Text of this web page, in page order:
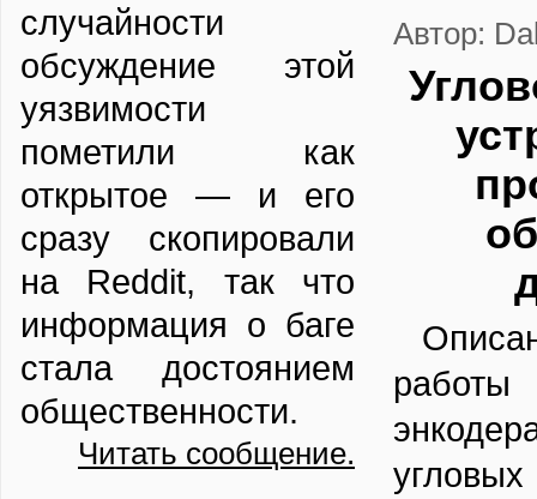
случайности
обсуждение этой
уязвимости
пометили как
открытое — и его
сразу скопировали
на Reddit, так что
информация о баге
стала достоянием
общественности.
Читать сообщение.
Автор: